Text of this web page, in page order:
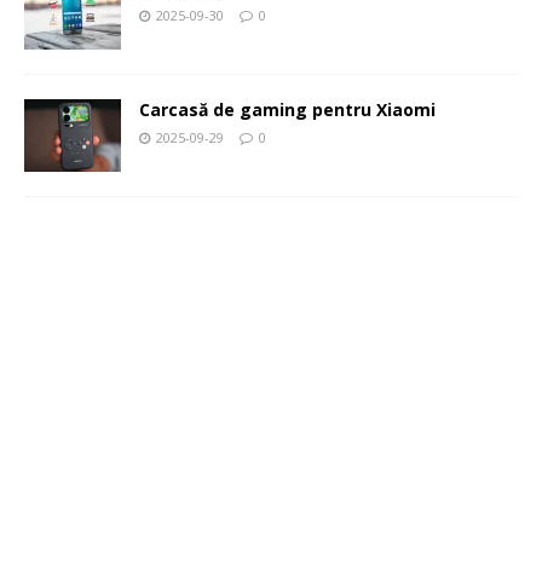
2025-09-30 0
Carcasă de gaming pentru Xiaomi
2025-09-29 0